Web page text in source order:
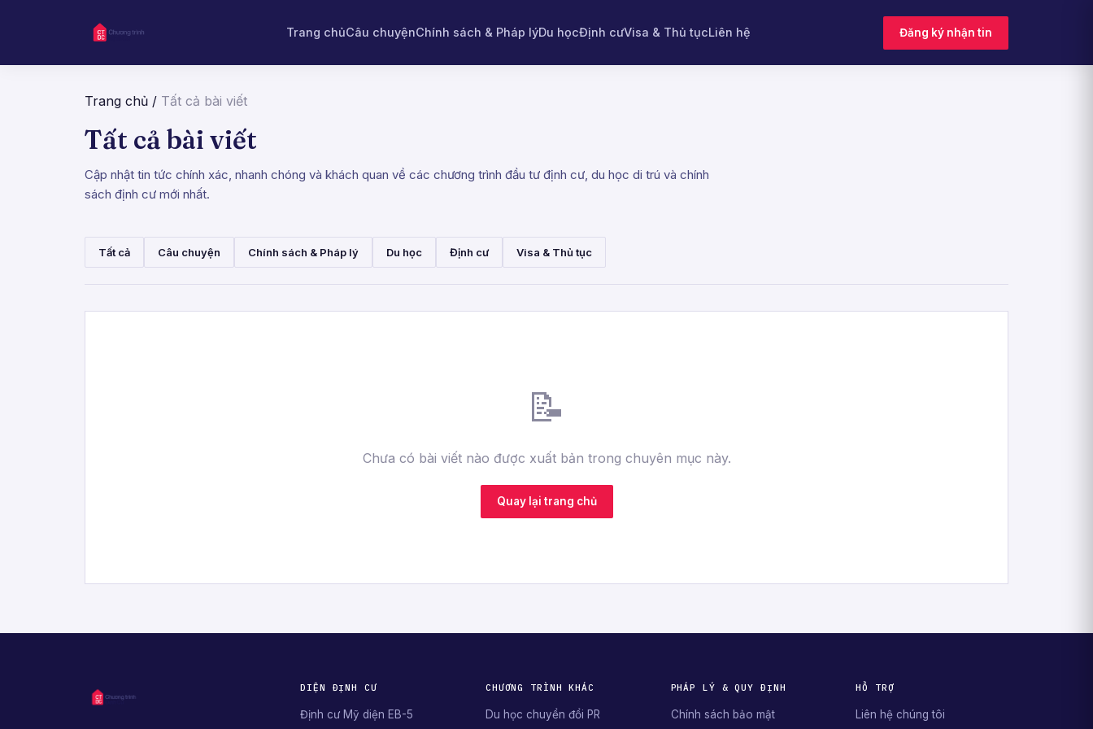
Trang chủCâu chuyệnChính sách & Pháp lýDu họcĐịnh cưVisa & Thủ tụcLiên hệ Đăng ký nhận tin
Trang chủ / Tất cả bài viết
Tất cả bài viết
Cập nhật tin tức chính xác, nhanh chóng và khách quan về các chương trình đầu tư định cư, du học di trú và chính
sách định cư mới nhất.
Tất cả Câu chuyện Chính sách & Pháp lý Du học Định cư Visa & Thủ tục
📝
Chưa có bài viết nào được xuất bản trong chuyên mục này.
Quay lại trang chủ
DIỆN ĐỊNH CƯ
Định cư Mỹ diện EB-5
CHƯƠNG TRÌNH KHÁC
Du học chuyển đổi PR
PHÁP LÝ & QUY ĐỊNH
Chính sách bảo mật
HỖ TRỢ
Liên hệ chúng tôi